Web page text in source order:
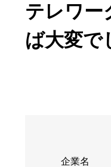
テレワー
ば大変で
企業名